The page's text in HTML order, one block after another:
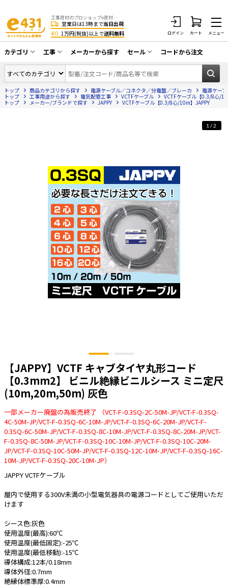
工事資材のプロショップe資材 CATV・アンテナ・防犯・光・LAN・電気・空調工事など
営業日は13時まで当日出荷
¥0 1万円(税抜)以上で送料無料 ログイン カート メニュー
カテゴリ
同軸ケーブル／テレビ用接栓／関連工具
アンテナ・取付金具・ブースター／CATV
部材類
電話線／コネクタ／アダプタ
光ファイバー・融着接続機関連
LANケーブル・コネクタ・関連資材/機器
ネットワーク機器
エアコン・換気扇・空調資材
太陽光発電ケーブル・コネクタ・関連資
電源ケーブル／コネクタ／分電盤／ブレ
ボックス・ビニル電線管付属品・引き込
みカバー
工具関連
EV充電設備工事関連
感染症関連
その他
e431オリジナル
暑さ対策
工事
CATV・アンテナ工事
光工事・FTTH工事
電話工事
電気配管工事
EV充電設備工事
照明設置工事
太陽光発電工事
ホテル・病院向け
メーカーから探す セール
在庫一掃セール
コードから注文
トップ 商品カテゴリから探す 電源ケーブル／コネクタ／分電盤／ブレーカ
電源ケー
トップ
工事用途から探す 電気配管工事 VCTFケーブル
VCTFケーブル【0.3/8心/
トップ
メーカー/ブランドで探す JAPPY VCTFケーブル【0.3/8心/10m】JAPPY
【JAPPY】VCTF キャブタイヤ丸形コード
【0.3mm2】 ビニル絶縁ビニルシース ミニ定尺
(10m,20m,50m) 灰色
1/2
一部メーカー廃盤の為販売終了 （VCT-F-0.3SQ-2C-50M-JP/VCT-F-0.3SQ-
4C-50M-JP/VCT-F-0.3SQ-6C-10M-JP/VCT-F-0.3SQ-6C-20M-JP/VCT-F-
0.3SQ-6C-50M-JP/VCT-F-0.3SQ-8C-10M-JP/VCT-F-0.3SQ-8C-20M-JP/VCT-
F-0.3SQ-8C-50M-JP/VCT-F-0.3SQ-10C-10M-JP/VCT-F-0.3SQ-10C-20M-
JP/VCT-F-0.3SQ-10C-50M-JP/VCT-F-0.3SQ-12C-10M-JP/VCT-F-0.3SQ-16C-
10M-JP/VCT-F-0.3SQ-20C-10M-JP）
JAPPY VCTFケーブル
屋内で使用する300V未満の小型電気器具の電源コードとしてご使用いただ
けます
シース色:灰色
使用温度(最高):60℃
使用温度(最低固定):-25℃
使用温度(最低移動):-15℃
導体構成:12本/0.18mm
導体外径:0.7mm
絶縁体標準厚:0.4mm